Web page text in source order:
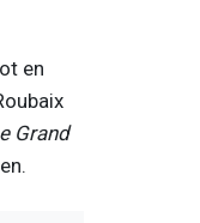
en
Grand